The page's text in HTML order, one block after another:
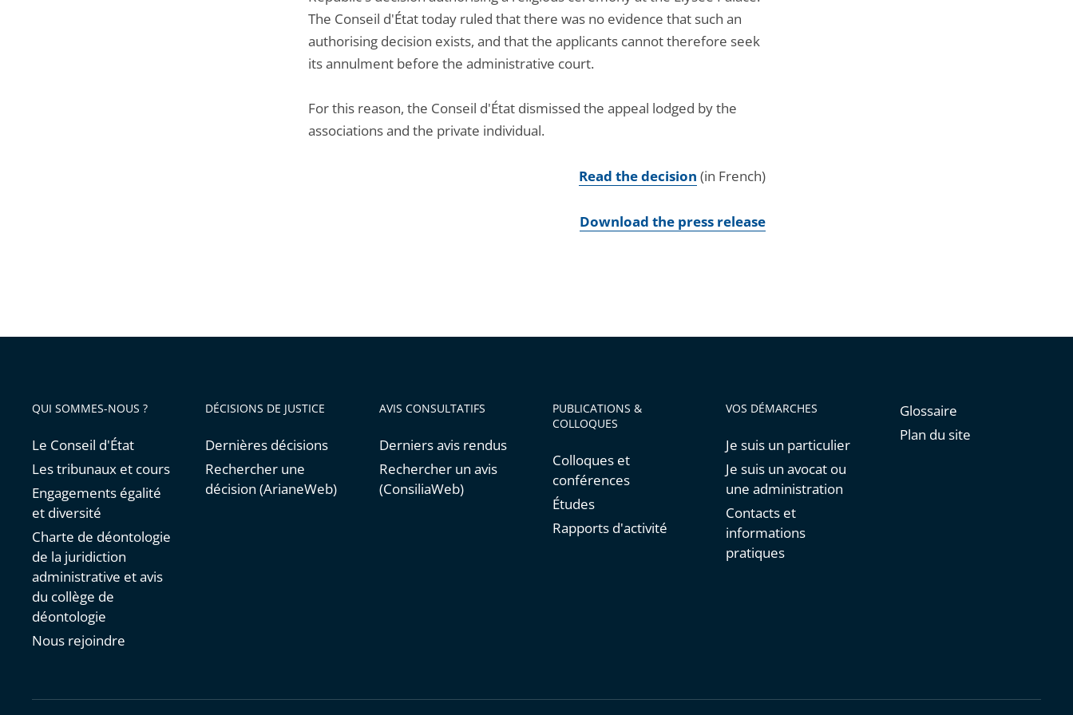
The Conseil d'État today ruled that there was no evidence that such an
authorising decision exists, and that the applicants cannot therefore seek
its annulment before the administrative court.
For this reason, the Conseil d'État dismissed the appeal lodged by the
associations and the private individual.
Read the decision (in French)
Download the press release
QUI SOMMES-NOUS ?
Le Conseil d'État
Les tribunaux et cours
Engagements égalité
et diversité
Charte de déontologie
de la juridiction
administrative et avis
du collège de
déontologie
Nous rejoindre
DÉCISIONS DE JUSTICE
Dernières décisions
Rechercher une
décision (ArianeWeb)
AVIS CONSULTATIFS
Derniers avis rendus
Rechercher un avis
(ConsiliaWeb)
PUBLICATIONS &
COLLOQUES
Colloques et
conférences
Études
Rapports d'activité
VOS DÉMARCHES
Je suis un particulier
Je suis un avocat ou
une administration
Contacts et
informations
pratiques
Glossaire
Plan du site